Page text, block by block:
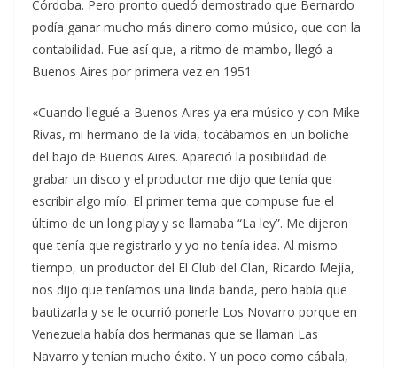
Córdoba. Pero pronto quedó demostrado que Bernardo
podía ganar mucho más dinero como músico, que con la
contabilidad. Fue así que, a ritmo de mambo, llegó a
Buenos Aires por primera vez en 1951.
«Cuando llegué a Buenos Aires ya era músico y con Mike
Rivas, mi hermano de la vida, tocábamos en un boliche
del bajo de Buenos Aires. Apareció la posibilidad de
grabar un disco y el productor me dijo que tenía que
escribir algo mío. El primer tema que compuse fue el
último de un long play y se llamaba “La ley”. Me dijeron
que tenía que registrarlo y yo no tenía idea. Al mismo
tiempo, un productor del El Club del Clan, Ricardo Mejía,
nos dijo que teníamos una linda banda, pero había que
bautizarla y se le ocurrió ponerle Los Novarro porque en
Venezuela había dos hermanas que se llaman Las
Navarro y tenían mucho éxito. Y un poco como cábala,